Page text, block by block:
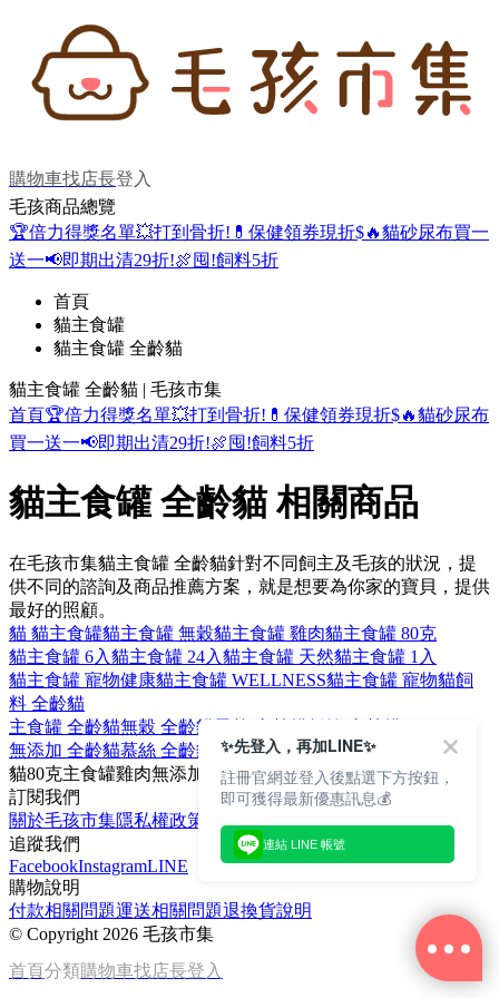
購物車找店長登入
毛孩商品總覽
🏆倍力得獎名單💥打到骨折! 💊保健領券現折$🔥貓砂尿布買一
送一📢即期出清29折!🍖囤!飼料5折
首頁
貓主食罐
貓主食罐 全齡貓
貓主食罐 全齡貓 | 毛孩市集
首頁🏆倍力得獎名單💥打到骨折! 💊保健領券現折$🔥貓砂尿布
買一送一📢即期出清29折!🍖囤!飼料5折
貓主食罐 全齡貓 相關商品
在毛孩市集貓主食罐 全齡貓針對不同飼主及毛孩的狀況，提
供不同的諮詢及商品推薦方案，就是想要為你家的寶貝，提供
最好的照顧。
貓 貓主食罐貓主食罐 無穀貓主食罐 雞肉貓主食罐 80克
貓主食罐 6入貓主食罐 24入貓主食罐 天然貓主食罐 1入
貓主食罐 寵物健康貓主食罐 WELLNESS貓主食罐 寵物貓飼
料 全齡貓
主食罐 全齡貓無穀 全齡貓
無添加 全齡貓慕絲 全齡貓 餐包 全齡貓補水 全齡貓
貓80克主食罐雞肉無添加
訂閱我們
關於毛孩市集隱私權政策
追蹤我們
FacebookInstagramLINE
購物說明
付款相關問題運送相關問題退換貨說明
© Copyright 2026 毛孩市集
首頁分類購物車找店長登入
✨先登入，再加LINE✨
註冊官網並登入後點選下方按鈕，
即可獲得最新優惠訊息💰
連結 LINE 帳號